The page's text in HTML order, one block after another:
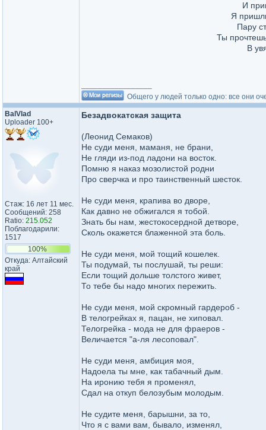
И
Я
Пару
Ты
В
Общего у людей только одно: все они
BalVlad
Uploader 100+
Стаж: 16 лет 11 мес.
Сообщений: 258
Ratio: 215.052
Поблагодарили:
1517
100%
Откуда: Алтайский
край
Безадвокатская защита
(Леонид Семаков)
Не суди меня, маманя, не брани,
Не гляди из-под ладони на восток.
Помню я наказ мозолистой родни
Про сверчка и про таинственный шесток.
Не суди меня, крапива во дворе,
Как давно не обжигался я тобой.
Знать бы нам, жестокосердной детворе,
Сколь окажется блаженной эта боль.
Не суди меня, мой тощий кошелек.
Ты подумай, ты послушай, ты реши:
Если тощий дольше толстого живет,
То тебе бы надо многих пережить.
Не суди меня, мой скромный гардероб -
В телогрейках я, пацан, не хиповал.
Телогрейка - мода не для фраеров -
Величается "а-ля лесоповал".
Не суди меня, амбиция моя,
Надоела ты мне, как табачный дым.
На иронию тебя я променял,
Сдал на откуп белозубым молодым.
Не судите меня, барышни, за то,
Что я с вами вам, бывало, изменял,